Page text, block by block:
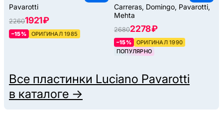
Pavarotti
22601921 ₽
–15% ОРИГИНАЛ 1985
Carreras, Domingo, Pavarotti,
Mehta
26802278 ₽
–15%
ОРИГИНАЛ 1990
ПОПУЛЯРНО
Все пластинки Luciano Pavarotti
в каталоге →